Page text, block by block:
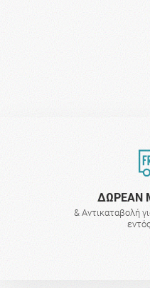
ΔΩΡΕΑΝ
& Αντικαταβολή